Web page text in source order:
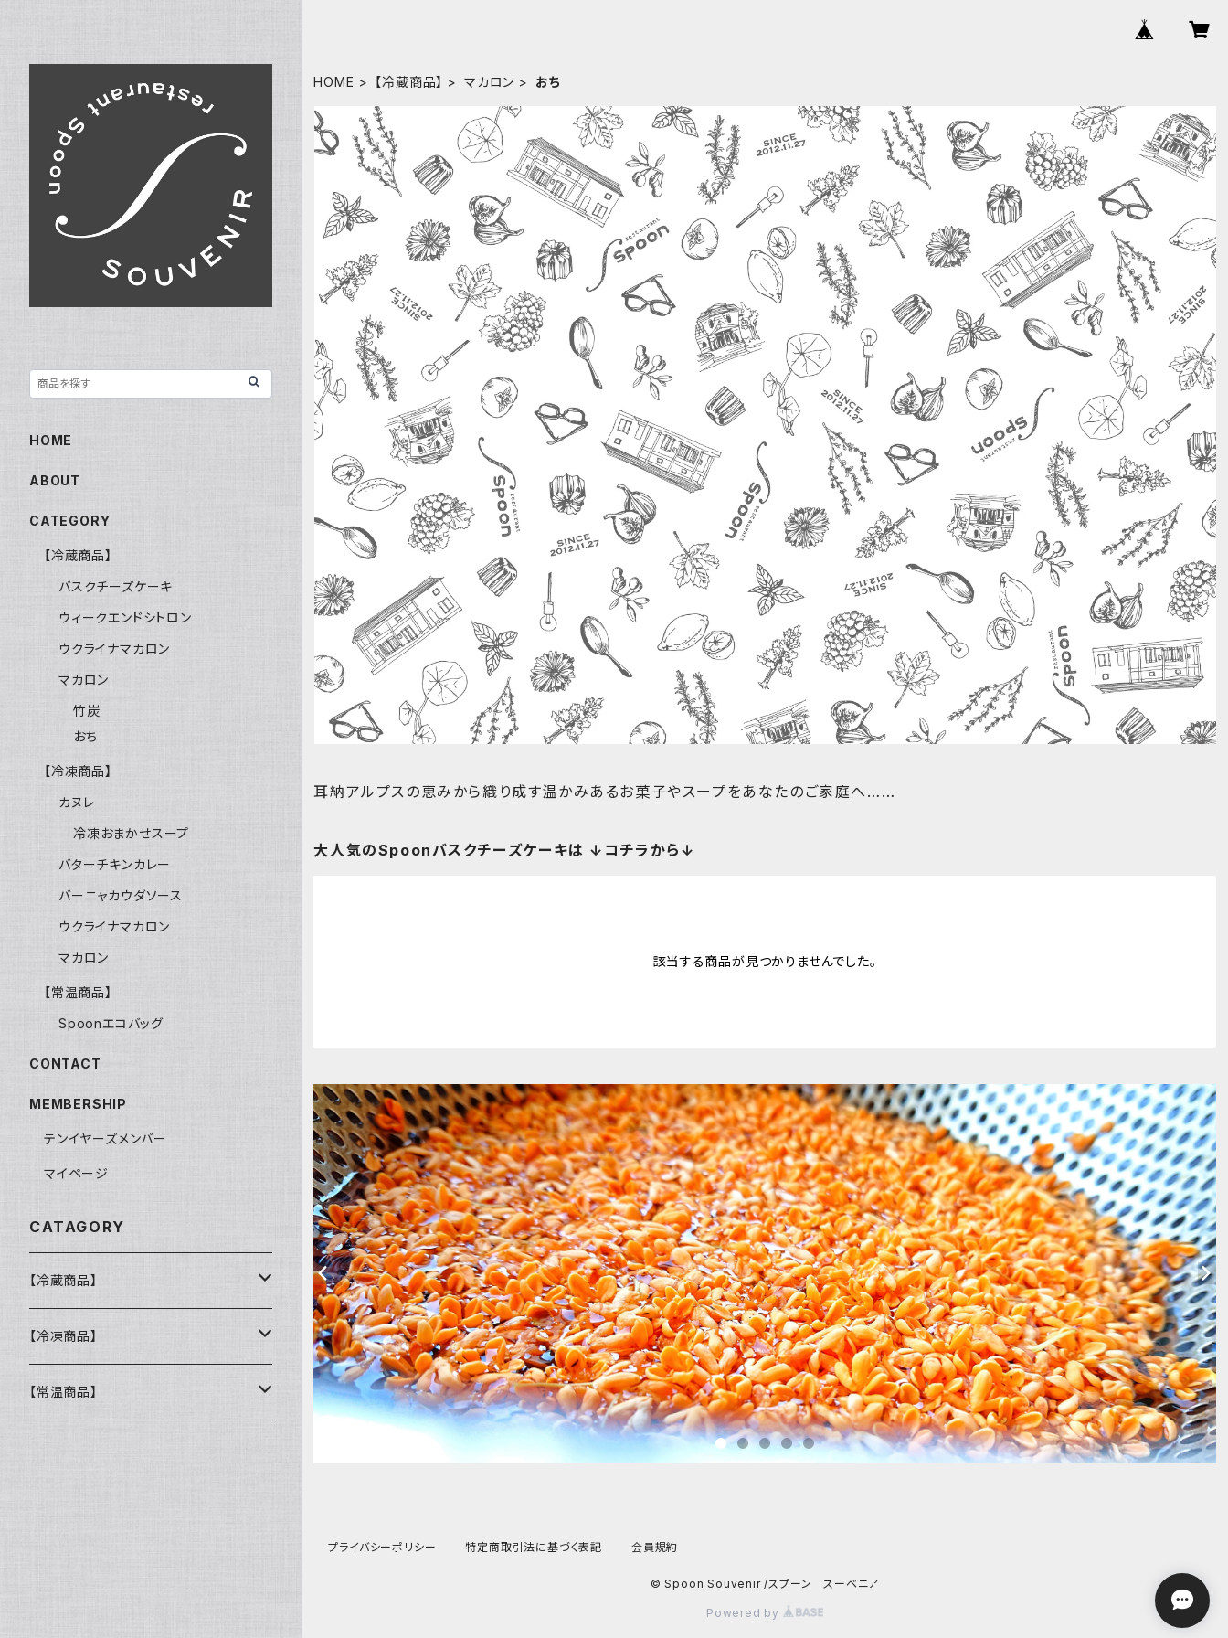
HOME 【冷蔵商品】 マカロン おち
耳納アルプスの恵みから織り成す温かみあるお菓子やスープをあなたのご家庭へ……
大人気のSpoonバスクチーズケーキは ↓コチラから↓
該当する商品が見つかりませんでした。
HOME
ABOUT
CATEGORY
【冷蔵商品】
バスクチーズケーキ
ウィークエンドシトロン
ウクライナマカロン
マカロン
竹炭
おち
【冷凍商品】
カヌレ
冷凍おまかせスープ
バターチキンカレー
バーニャカウダソース
ウクライナマカロン
マカロン
【常温商品】
Spoonエコバッグ
CONTACT
MEMBERSHIP
テンイヤーズメンバー
マイページ
CATAGORY
【冷蔵商品】
バスクチーズケーキ
ウィークエンドシトロン
【冷凍商品】
カヌレ
【常温商品】
プライバシーポリシー 特定商取引法に基づく表記 会員規約
© Spoon Souvenir /スプーン スーベニア
Powered by